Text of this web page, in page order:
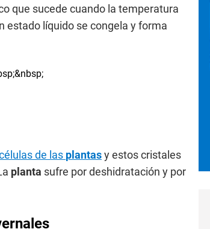
que sucede cuando la temperatura
estado líquido se congela y forma
de las plantasy estos cristales
planta sufre por deshidratación y por